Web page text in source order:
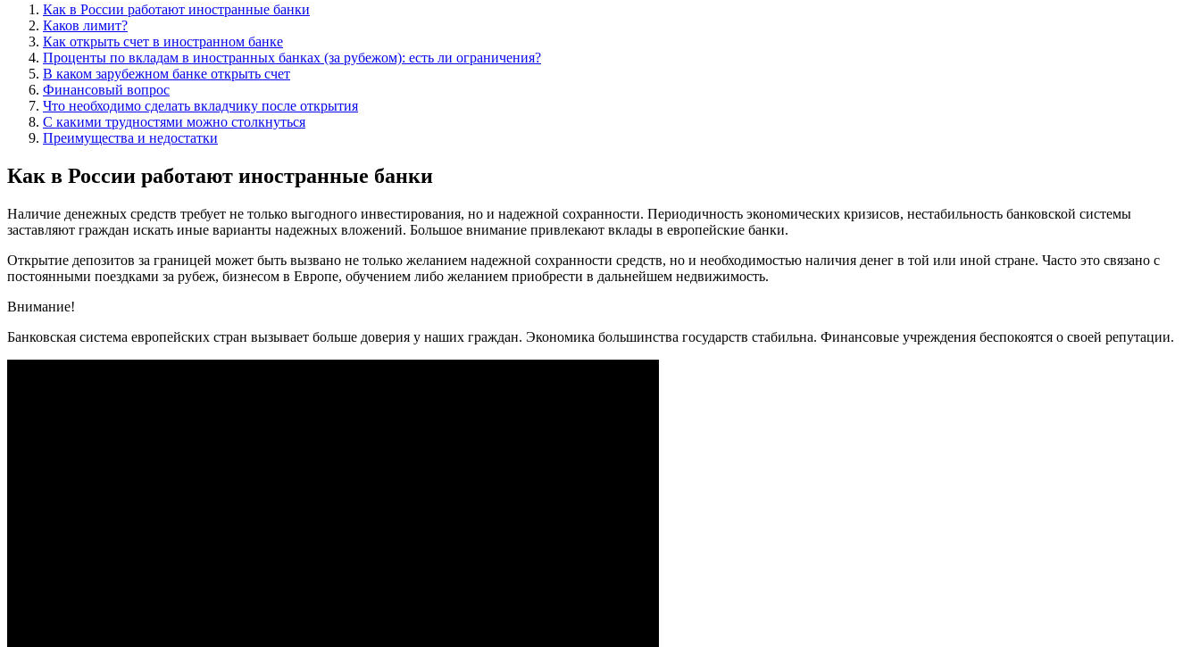
Как в России работают иностранные банки
Каков лимит?
Как открыть счет в иностранном банке
Проценты по вкладам в иностранных банках (за рубежом): есть ли ограничения?
В каком зарубежном банке открыть счет
Финансовый вопрос
Что необходимо сделать вкладчику после открытия
С какими трудностями можно столкнуться
Преимущества и недостатки
Как в России работают иностранные банки
Наличие денежных средств требует не только выгодного инвестирования, но и надежной сохранности. Периодичность экономических кризисов, нестабильность банковской системы
заставляют граждан искать иные варианты надежных вложений. Большое внимание привлекают вклады в европейские банки.
Открытие депозитов за границей может быть вызвано не только желанием надежной сохранности средств, но и необходимостью наличия денег в той или иной стране. Часто это связано с
постоянными поездками за рубеж, бизнесом в Европе, обучением либо желанием приобрести в дальнейшем недвижимость.
Внимание!
Банковская система европейских стран вызывает больше доверия у наших граждан. Экономика большинства государств стабильна. Финансовые учреждения беспокоятся о своей репутации.